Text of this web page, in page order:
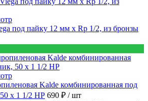
под пайку 12 мм х Rp 1/2, из бронзы
Kalde комбинированная под
x 1 1/2 НР 690 ₽ / шт